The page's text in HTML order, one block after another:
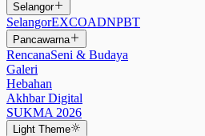
Selangor
SelangorEXCOADNPBT
Pancawarna
RencanaSeni & Budaya
Galeri
Hebahan
Akhbar Digital
SUKMA 2026
Light Theme